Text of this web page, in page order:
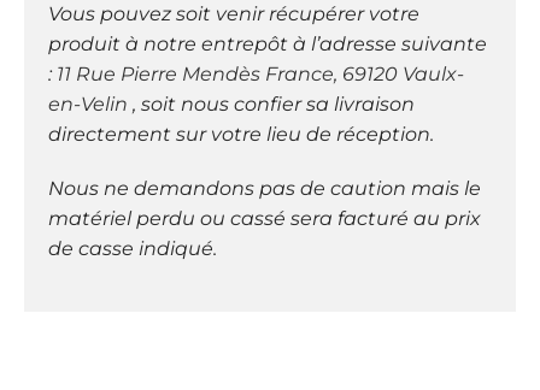
Vous pouvez soit venir récupérer votre
produit à notre entrepôt à l’adresse suivante
: 11 Rue Pierre Mendès France, 69120 Vaulx-
en-Velin , soit nous confier sa livraison
directement sur votre lieu de réception.
Nous ne demandons pas de caution mais le
matériel perdu ou cassé sera facturé au prix
de casse indiqué.